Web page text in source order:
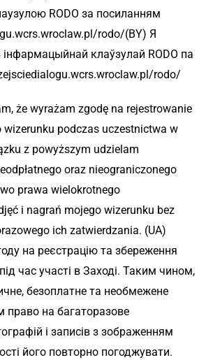
RODO за посиланням
rodo/(BY) Я
інфармацыйнай клаўзулай RODO па
rodo/
że wyrażam zgodę na rejestrowanie
wizerunku podczas uczestnictwa w
z powyższym udzielam
oraz nieograniczonego
prawa wielokrotnego
i nagrań mojego wizerunku bez
ich zatwierdzania. (UA)
на реєстрацію та збереження
час участі в Заході. Таким чином,
безоплатне та необмежене
право на багаторазове
і записів з зображенням
його повторно погоджувати.